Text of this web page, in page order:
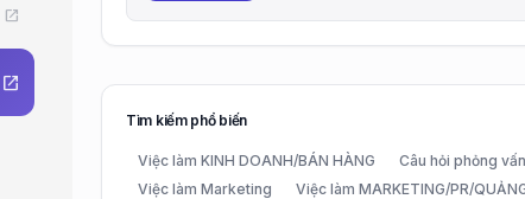
open_in_new
open_in_new
Tìm kiếm phổ biến
Việc làm KINH DOANH/BÁN HÀNG Câu hỏi phỏng
Việc làm Marketing
Việc làm MARKETING/PR/